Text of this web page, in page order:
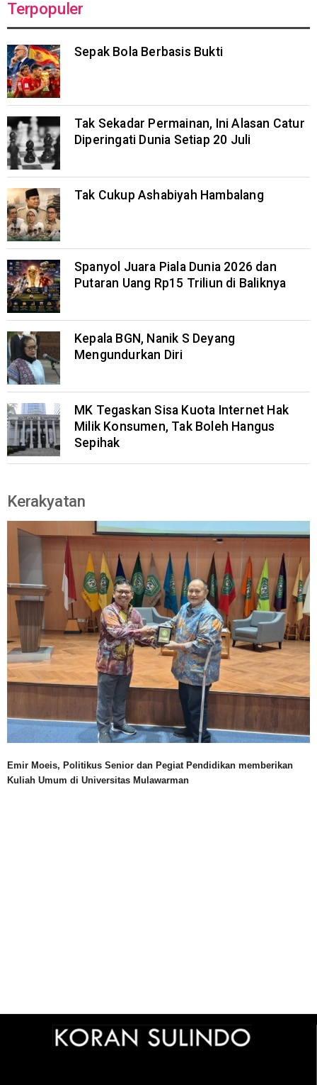
Terpopuler
Sepak Bola Berbasis Bukti
Tak Sekadar Permainan, Ini Alasan Catur
Diperingati Dunia Setiap 20 Juli
Tak Cukup Ashabiyah Hambalang
Spanyol Juara Piala Dunia 2026 dan
Putaran Uang Rp15 Triliun di Baliknya
Kepala BGN, Nanik S Deyang
Mengundurkan Diri
MK Tegaskan Sisa Kuota Internet Hak
Milik Konsumen, Tak Boleh Hangus
Sepihak
Kerakyatan
Emir Moeis, Politikus Senior dan Pegiat Pendidikan memberikan
Kuliah Umum di Universitas Mulawarman